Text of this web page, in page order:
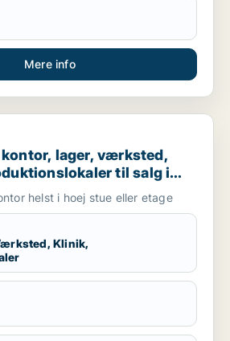
Mere info
lager, værksted, klinik eller
lager, værksted,
til salg i
eller
helst i hoej stue eller etage
Klinik,